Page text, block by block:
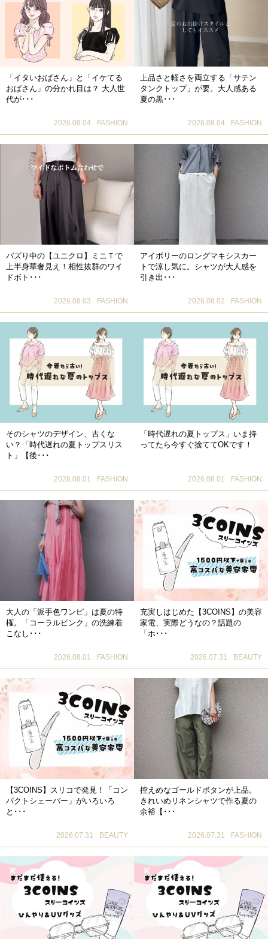
「イタいおばさん」と「イケてる
おばさん」の分かれ目は？ 大人世
代が･･･
2026.08.04 FASHION
上品さと軽さを両立する「サテン
タンクトップ」が要。大人感ある
夏の黒･･･
2026.08.04 FASHION
バズり中の【ユニクロ】ミニＴで
上半身華奢見え！相性抜群のワイ
ドボト･･･
2026.08.03 FASHION
アイボリーのロングマキシスカー
トで涼し気に。シャツが大人感を
引き出･･･
2026.08.02 FASHION
そのシャツのデザイン、古くな
い？「時代遅れの夏トップスリス
ト」【後･･･
2026.08.01 FASHION
「時代遅れの夏トップス」いま持
ってたら今すぐ捨ててOKです！
2026.08.01 FASHION
大人の「派手色ワンピ」は夏の特
権。「コーラルピンク」の洗練着
こなし･･･
2026.08.01 FASHION
充実しはじめた【3COINS】の美容
家電、実際どうなの？話題の
「ホ･･･
2026.07.31 BEAUTY
【3COINS】スリコで発見！「コン
パクトシェーバー」がいろいろ
と･･･
2026.07.31 BEAUTY
控えめなゴールドボタンが上品。
きれいめリネンシャツで作る夏の
余裕【･･･
2026.07.31 FASHION